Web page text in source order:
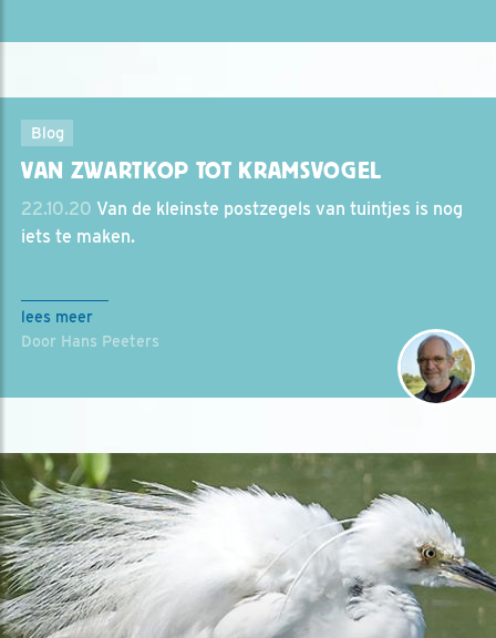
Blog
VAN ZWARTKOP TOT KRAMSVOGEL
22.10.20 Van de kleinste postzegels van tuintjes is nog
iets te maken.
lees meer
Door Hans Peeters